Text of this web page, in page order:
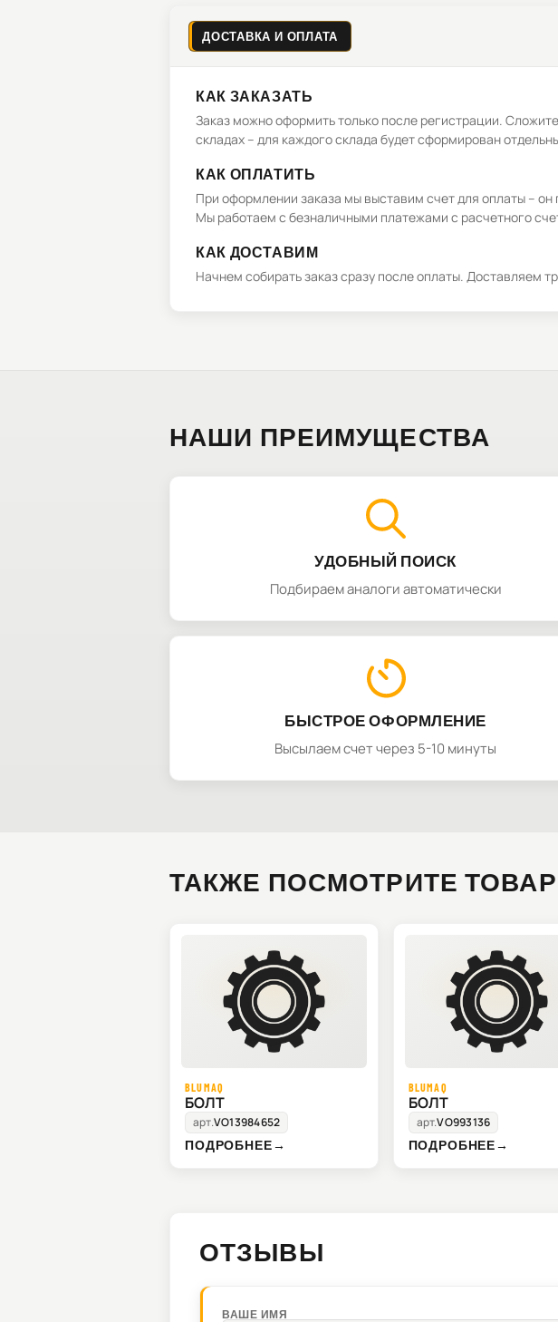
ДОСТАВКА И ОПЛАТА
КАК ЗАКАЗАТЬ
Заказ можно оформить только после регистрации.
складах – для каждого склада будет сформирован
КАК ОПЛАТИТЬ
При оформлении заказа мы выставим счет для оплаты –
Мы работаем с безналичными платежами с расчетного
КАК ДОСТАВИМ
Начнем собирать заказ сразу после оплаты. Доставляем
НАШИ ПРЕИМУЩЕСТВА
УДОБНЫЙ ПОИСК
Подбираем аналоги автоматически
БЫСТРОЕ ОФОРМЛЕНИЕ
Высылаем счет через 5-10 минуты
ТАКЖЕ ПОСМОТРИТЕ
BLUMAQ
БОЛТ
арт.VO13984652
ПОДРОБНЕЕ→
BLUMAQ
БОЛТ
арт.VO993136
ПОДРОБНЕЕ→
ОТЗЫВЫ
ВАШЕ ИМЯ